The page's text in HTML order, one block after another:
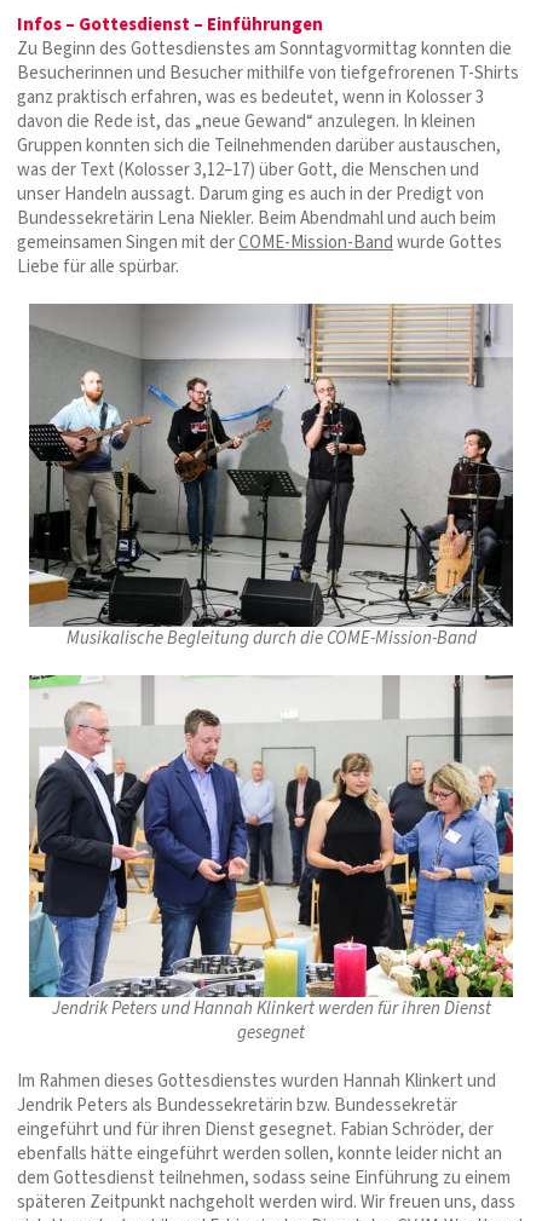
Infos – Gottesdienst – Einführungen
Zu Beginn des Gottesdienstes am Sonntagvormittag konnten die
Besucherinnen und Besucher mithilfe von tiefgefrorenen T-Shirts
ganz praktisch erfahren, was es bedeutet, wenn in Kolosser 3
davon die Rede ist, das „neue Gewand“ anzulegen. In kleinen
Gruppen konnten sich die Teilnehmenden darüber austauschen,
was der Text (Kolosser 3,12–17) über Gott, die Menschen und
unser Handeln aussagt. Darum ging es auch in der Predigt von
Bundessekretärin Lena Niekler. Beim Abendmahl und auch beim
gemeinsamen Singen mit derCOME-Mission-Bandwurde Gottes
Liebe für alle spürbar.
Musikalische Begleitung durch die COME-Mission-Band
Jendrik Peters und Hannah Klinkert werden für ihren Dienst
gesegnet
Im Rahmen dieses Gottesdienstes wurden Hannah Klinkert und
Jendrik Peters als Bundessekretärin bzw. Bundessekretär
eingeführt und für ihren Dienst gesegnet. Fabian Schröder, der
ebenfalls hätte eingeführt werden sollen, konnte leider nicht an
dem Gottesdienst teilnehmen, sodass seine Einführung zu einem
späteren Zeitpunkt nachgeholt werden wird. Wir freuen uns, dass